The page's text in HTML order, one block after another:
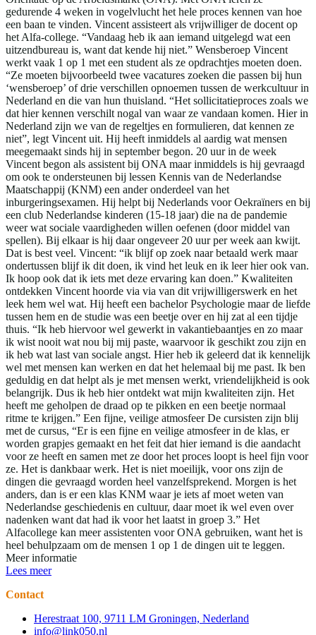
gedurende 4 weken in vogelvlucht het hele proces kennen van hoe
een baan te vinden. Vincent assisteert als vrijwilliger de docent op
het Alfa-college. “Vandaag heb ik aan iemand uitgelegd wat een
uitzendbureau is, want dat kende hij niet.” Wensberoep Vincent
werkt vaak 1 op 1 met een student als ze opdrachtjes moeten doen.
“Ze moeten bijvoorbeeld twee vacatures zoeken die passen bij hun
‘wensberoep’ of drie verschillen opnoemen tussen de werkcultuur in
Nederland en die van hun thuisland. “Het sollicitatieproces zoals we
dat hier kennen verschilt nogal van waar ze vandaan komen. Hier in
Nederland zijn we van de regeltjes en formulieren, dat kennen ze
niet”, legt Vincent uit. Hij heeft inmiddels al aardig wat mensen
meegemaakt sinds hij in september begon. 20 uur in de week
Vincent begon als assistent bij ONA maar inmiddels is hij gevraagd
om ook te ondersteunen bij lessen Kennis van de Nederlandse
Maatschappij (KNM) een ander onderdeel van het
inburgeringsexamen. Hij helpt bij Nederlands voor Oekraïners en bij
een club Nederlandse kinderen (15-18 jaar) die na de pandemie
weer wat sociale vaardigheden willen oefenen (door middel van
spellen). Bij elkaar is hij daar ongeveer 20 uur per week aan kwijt.
Dat is best veel. Vincent: “ik blijf op zoek naar betaald werk maar
ondertussen blijf ik dit doen, ik vind het leuk en ik leer hier ook van.
Ik hoop ook dat ik iets met deze ervaring kan doen.” Kwaliteiten
ontdekken Vincent hoorde via via van dit vrijwilligerswerk en het
leek hem wel wat. Hij heeft een bachelor Psychologie maar de liefde
tussen hem en de studie was een beetje over en hij zat al een tijdje
thuis. “Ik heb hiervoor wel gewerkt in vakantiebaantjes en zo maar
ik wist nooit wat nou bij mij paste, waarvoor ik geschikt zou zijn en
ik heb wat last van sociale angst. Hier heb ik geleerd dat ik kennelijk
wel met mensen kan werken en dat het helemaal bij me past. Ik ben
geduldig en dat helpt als je met mensen werkt, vriendelijkheid is ook
belangrijk. Dus ik heb hier ontdekt wat mijn kwaliteiten zijn. Het
heeft me geholpen de draad op te pikken en een beetje normaal
ritme te krijgen.” Een fijne, veilige atmosfeer De cursisten zijn blij
met de cursus, “Er is een fijne en veilige atmosfeer in de klas, er
worden grapjes gemaakt en het feit dat hier iemand is die aandacht
voor ze heeft en samen met ze door het proces loopt is heel fijn voor
ze. Het is dankbaar werk. Het is niet moeilijk, voor ons zijn de
dingen die gevraagd worden heel vanzelfsprekend. Morgen is het
anders, dan is er een klas KNM waar je iets af moet weten van
Nederlandse geschiedenis en cultuur, daar moet ik wel even over
nadenken want dat had ik voor het laatst in groep 3.” Het
Alfacollege kan meer assistenten voor ONA gebruiken, want het is
heel behulpzaam om de mensen 1 op 1 de dingen uit te leggen.
Meer informatie
Lees meer
Contact
Herestraat 100, 9711 LM Groningen, Nederland
info@link050.nl